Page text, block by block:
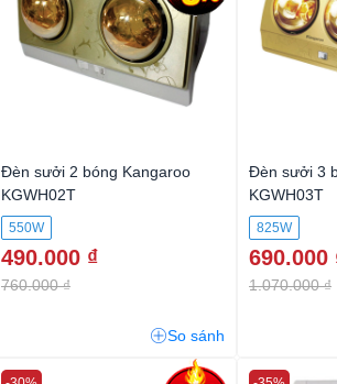
Đèn sưởi 2 bóng Kangaroo
KGWH02T
550W
490.000 ₫
760.000 ₫
So sánh
Đèn sưởi 3
KGWH03T
825W
690.000
1.070.000 ₫